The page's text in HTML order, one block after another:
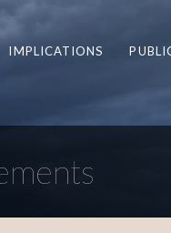
IMPLICATIONS